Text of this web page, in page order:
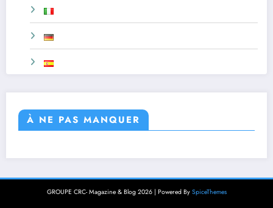
À NE PAS MANQUER
GROUPE CRC- Magazine & Blog 2026 | Powered By SpiceThemes